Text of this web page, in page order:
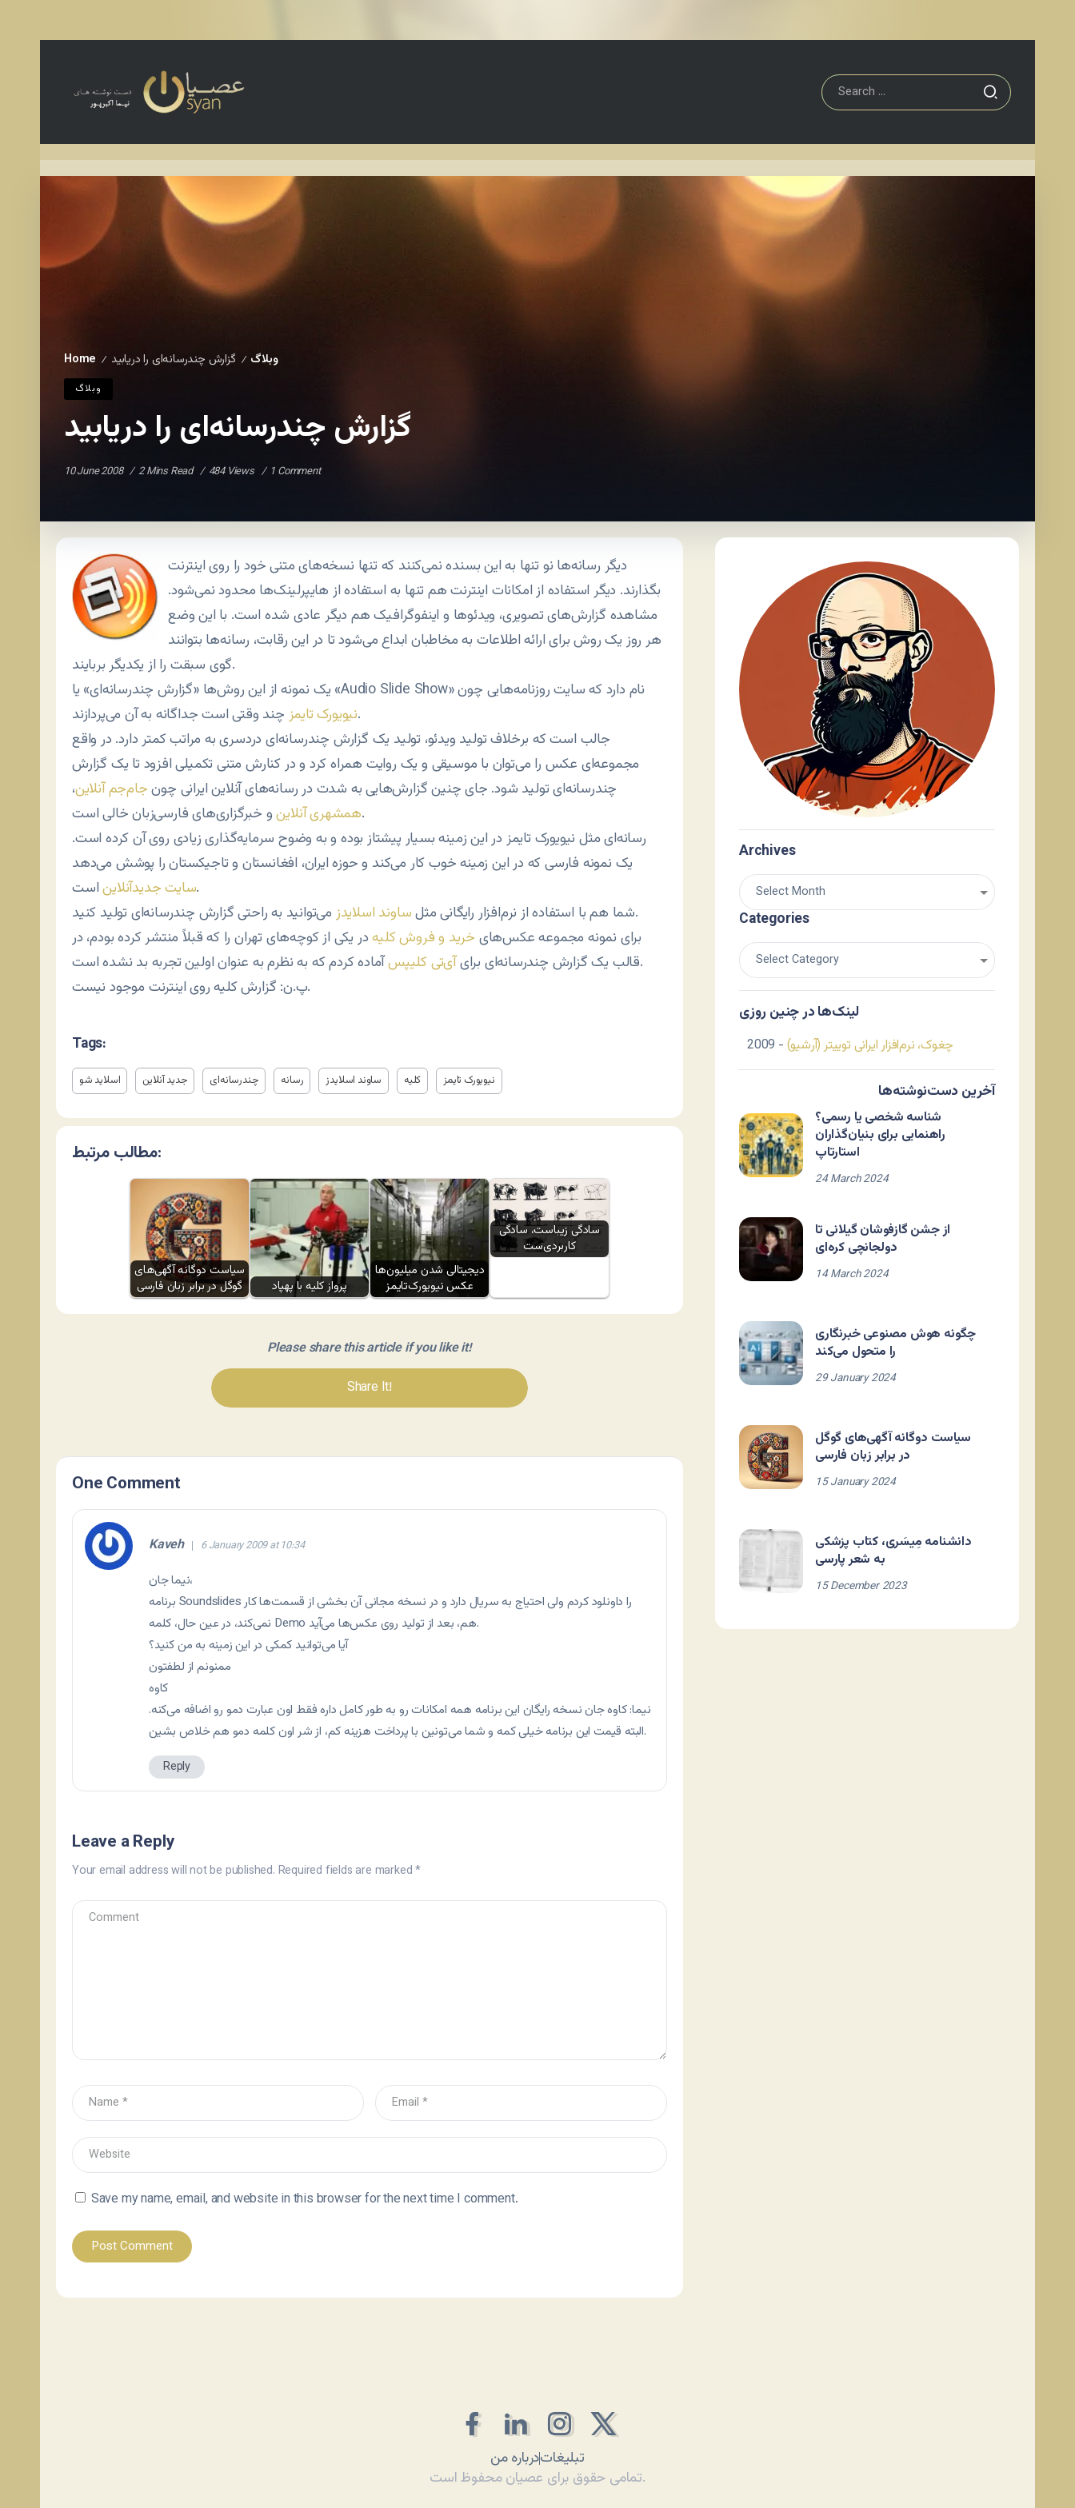
Home / وبلاگ / گزارش چندرسانه‌ای را دریابید
وبلاگ
گزارش چندرسانه‌ای را دریابید
10 June 2008 2 Mins Read 484 Views 1 Comment
دیگر رسانه‌ها نو تنها به این بسنده نمی‌کنند که تنها نسخه‌های متنی خود را روی اینترنت
بگذارند. دیگر استفاده از امکانات اینترنت هم تنها به استفاده از هایپرلینک‌ها محدود نمی‌شود.
مشاهده گزارش‌های تصویری، ویدئوها و اینفوگرافیک هم دیگر عادی شده است. با این وضع
هر روز یک روش برای ارائه اطلاعات به مخاطبان ابداع می‌شود تا در این رقابت، رسانه‌ها بتوانند
گوی سبقت را از یکدیگر بربایند.
یک نمونه از این روش‌ها «گزارش چندرسانه‌ای» یا «Audio Slide Show» نام دارد که سایت روزنامه‌هایی چون
نیویورک تایمزچند وقتی است جداگانه به آن می‌پردازند.
جالب است که برخلاف تولید ویدئو، تولید یک گزارش چندرسانه‌ای دردسری به مراتب کمتر دارد. در واقع
مجموعه‌ای عکس را می‌توان با موسیقی و یک روایت همراه کرد و در کنارش متنی تکمیلی افزود تا یک گزارش
چندرسانه‌ای تولید شود. جای چنین گزارش‌هایی به شدت در رسانه‌های آنلاین ایرانی چونجام‌جم آنلاین،
همشهری آنلاینو خبرگزاری‌های فارسی‌زبان خالی است.
رسانه‌ای مثل نیویورک تایمز در این زمینه بسیار پیشتاز بوده و به وضوح سرمایه‌گذاری زیادی روی آن کرده است.
یک نمونه فارسی که در این زمینه خوب کار می‌کند و حوزه ایران، افغانستان و تاجیکستان را پوشش می‌دهد
سایت جدیدآنلایناست.
شما هم با استفاده از نرم‌افزار رایگانی مثلساوند اسلایدز
می‌توانید به راحتی گزارش چندرسانه‌ای تولید کنید.
برای نمونه مجموعه عکس‌های خرید و فروش کلیهدر یکی از کوچه‌های تهران را که قبلاً منتشر کرده بودم، در
قالب یک گزارش چندرسانه‌ای برایآی‌تی کليپس
آماده کردم که به نظرم به عنوان اولین تجربه بد نشده است.
پ.ن: گزارش کلیه روی اینترنت موجود نیست.
Tags:
اسلاید شو جدید آنلاین چندرسانه‌ای رسانه ساوند اسلایدز کلیه نیویورک تایمز
مطالب مرتبط:
سیاست دوگانه آگهی‌های
گوگل در برابر زبان فارسی
پرواز کلیه با پهپاد
دیجیتالی شدن میلیون‌ها
عکس نیویورک‌تایمز
سادگی زیباست، سادگی
کاربردی‌ست
Please share this article if you like it!
Share It!
One Comment
Kaveh 6 January 2009 at 10:34
نیما جان،
برنامه Soundslides را داونلود کردم ولی احتیاج به سریال دارد و در نسخه مجانی آن بخشی از قسمت‌ها کار
نمی‌کند، در عین حال، کلمه Demo هم، بعد از تولید روی عکس‌ها می‌آید.
آیا می‌توانید کمکی در این زمینه به من کنید؟
ممنونم از لطفتون
کاوه
نیما: کاوه جان نسخه رایگان این برنامه همه امکانات رو به طور کامل داره فقط اون عبارت دمو رو اضافه می‌کنه.
البته قیمت این برنامه خیلی کمه و شما می‌تونین با پرداخت هزینه کم، از شر اون کلمه دمو هم خلاص بشین.
Reply
Leave a Reply
Your email address will not be published. Required fields are marked*
Save my name, email, and website in this browser for the next time I comment.
Archives
Categories
لینک‌ها در چنین روزی
چغوک، نرم‌افزار ایرانی توییتر (آرشیو) - 2009
آخرین دست‌نوشته‌ها
شناسه شخصی یا رسمی؟
راهنمایی برای بنیان‌گذاران
استارتاپ
24 March 2024
از جشن گازفوشان گیلانی تا
دولجانچی کره‌ای
14 March 2024
چگونه هوش مصنوعی خبرنگاری
را متحول می‌کند
29 January 2024
سیاست دوگانه آگهی‌های گوگل
در برابر زبان فارسی
15 January 2024
دانشنامه مِیسَری، کتاب پزشکی
به شعر پارسی
15 December 2023
درباره منتبلیغات
تمامی حقوق برای عصیان محفوظ است.